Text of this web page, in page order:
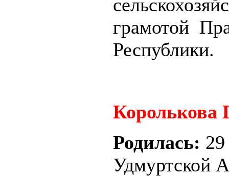
грамотой
Республики.
Королькова
Родилась:
Удмуртской